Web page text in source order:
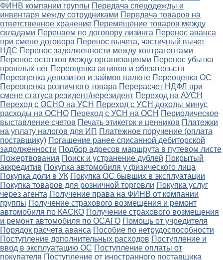
ФИНВ компании группы Передача спецодежды и
инвентаря между сотрудниками Передача товаров на
ответственное хранение Перемещение товаров между
складами Перенаем по договору лизинга Перенос аванса
при смене договора Перенос вычета, частичный вычет
НДС Перенос задолженности между контрагентами
Перенос остатков между организациями Перенос убытка
прошлых лет Переоценка активов и обязательств
Переоценка депозитов и займов валюте Переоценка ОС
Переоценка розничного товара Перерасчет НДФЛ при
смене статуса резидент/нерезидент Переход на АУСН
Переход с ОСНО на УСН Переход с УСН доходы минус
расходы на ОСНО Переход с УСН на ОСН Периодическое
выставление счетов Печать этикеток и ценников Платежки
на уплату налогов для ИП Платежное поручение (оплата
поставщику) Погашение ранее списанной дебиторской
задолженности Подбор адресов маршрута в путевом листе
Пожертвования Поиск и устранение дублей Покрытый
аккредитив Покупка автомобиля у физического лица
Покупка доли в УК Покупка ОС бывших в эксплуатации
Покупка товаров для розничной торговли Покупка услуг
через агента Получение права на ФИНВ от компании
группы Получение страхового возмещения и ремонт
автомобиля по КАСКО Получение страхового возмещения
и ремонт автомобиля по ОСАГО Помощь от учредителя
Порядок расчета аванса Пособие по нетрудоспособности
Поступление дополнительных расходов Поступление и
ввод в эксплуатацию ОС Поступление оплаты от
покупателя Поступление от иностранного поставщика